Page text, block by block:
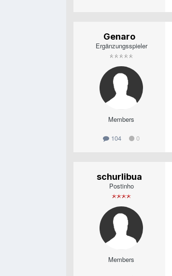
Genaro
Ergänzungsspieler
Members
104 0
schurlibua
Postinho
Members